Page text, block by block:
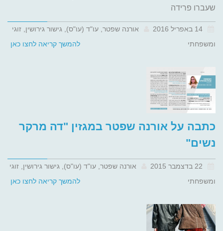
שעברו פרידה
אורנה שפטר, עו"ד (עו"ס), גישור גירושין, זוגי
ומשפחתי
להמשך קריאה לחצו כאן
כתבה על אורנה שפטר במגזין "דה מרקר
נשים"
אורנה שפטר, עו"ד (עו"ס), גישור גירושין, זוגי
ומשפחתי
להמשך קריאה לחצו כאן